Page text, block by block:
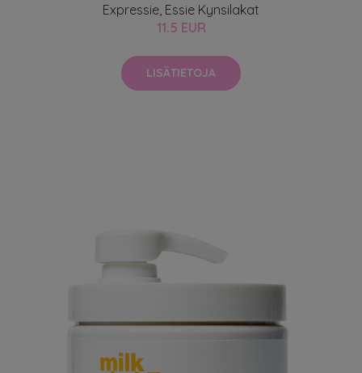
Expressie, Essie Kynsilakat
11.5 EUR
LISÄTIETOJA